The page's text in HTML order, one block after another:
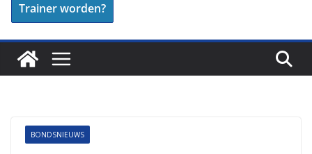
Trainer worden?
BONDSNIEUWS